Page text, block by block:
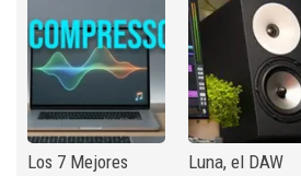
Los 7 Mejores
Luna, el DAW